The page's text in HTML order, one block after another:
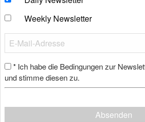
Weekly Newsletter
* Ich habe die Bedingungen zur
und stimme diesen zu.
Absenden